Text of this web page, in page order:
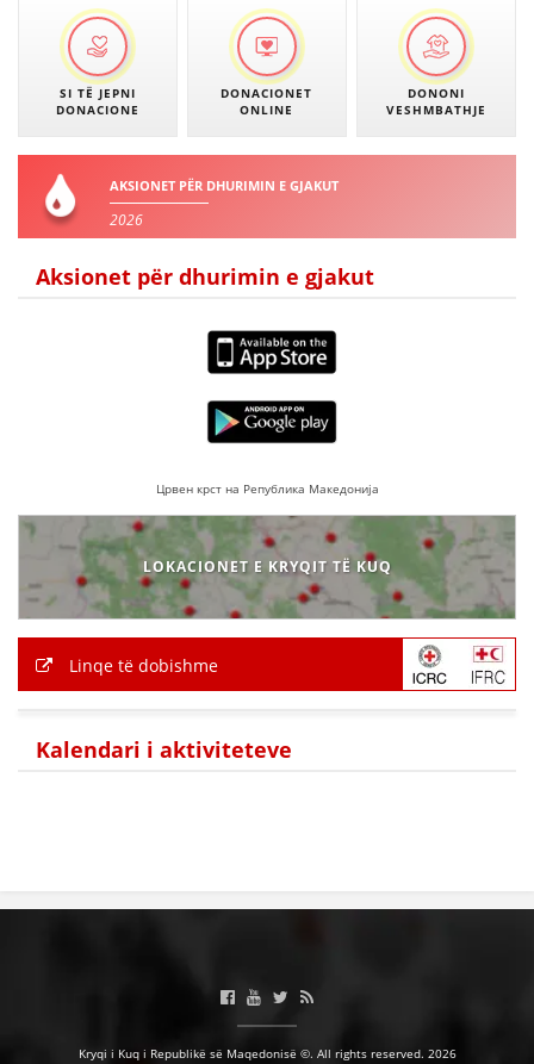
SI TË JEPNI
DONACIONE
DONACIONET
ONLINE
DONONI
VESHMBATHJE
AKSIONET PËR DHURIMIN E GJAKUT
2026
Aksionet për dhurimin e gjakut
Црвен крст на Република Македонија
LOKACIONET E KRYQIT TË KUQ
Linqe të dobishme
Kalendari i aktiviteteve
Kryqi i Kuq i Republikë së Maqedonisë ©. All rights reserved. 2026